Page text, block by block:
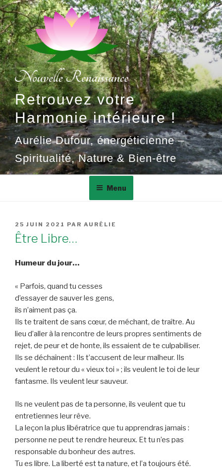
Aller
au
contenu
principal
Retrouvez votre
Harmonie intérieure !
Aurélie Dufour, énergéticienne –
Spiritualité, Nature & Bien-être
Menu
PUBLIÉ
LE
25 JUIN 2021 PAR AURÉLIE
Être Libre…
Humeur du jour…
« Parfois, quand tu cesses
d’essayer de sauver les gens,
ils n’aiment pas ça.
Ils te traitent de sans cœur, de méchant, de traître. Au
lieu d’aller à la rencontre de leurs propres sentiments de
rejet, de peur et de honte, ils essaient de te culpabiliser.
Ils se déchaînent : Ils t’accusent de leur malheur. Ils
veulent le retour du « vieux toi » ; ils veulent le toi de leur
fantasme. Ils veulent leur sauveur.
Ils ne veulent pas de ta personne, ils veulent que tu
entretiennes leur rêve.
La leçon la plus libératrice que tu apprendras jamais :
personne ne peut te rendre heureux. Et tu n’es pas
responsable du bonheur des autres.
Tu es libre. La liberté est ta nature, et l’a toujours été.